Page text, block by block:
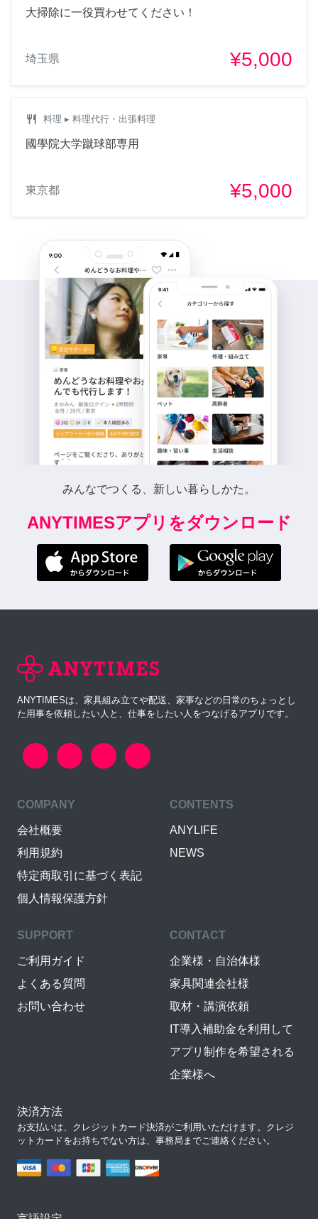
大掃除に一役買わせてください！
埼玉県 ¥5,000
restaurant 料理 ▸ 料理代行・出張料理
國學院大学蹴球部専用
東京都 ¥5,000
みんなでつくる、新しい暮らしかた。
ANYTIMESアプリをダウンロード
ANYTIMESは、家具組み立てや配送、家事などの日常のちょっとし
た用事を依頼したい人と、仕事をしたい人をつなげるアプリです。
COMPANY
会社概要
利用規約
特定商取引に基づく表記
個人情報保護方針
CONTENTS
ANYLIFE
NEWS
SUPPORT
ご利用ガイド
よくある質問
お問い合わせ
CONTACT
企業様・自治体様
家具関連会社様
取材・講演依頼
IT導入補助金を利用して
アプリ制作を希望される
企業様へ
決済方法
お支払いは、クレジットカード決済がご利用いただけます。クレジ
ットカードをお持ちでない方は、事務局までご連絡ください。